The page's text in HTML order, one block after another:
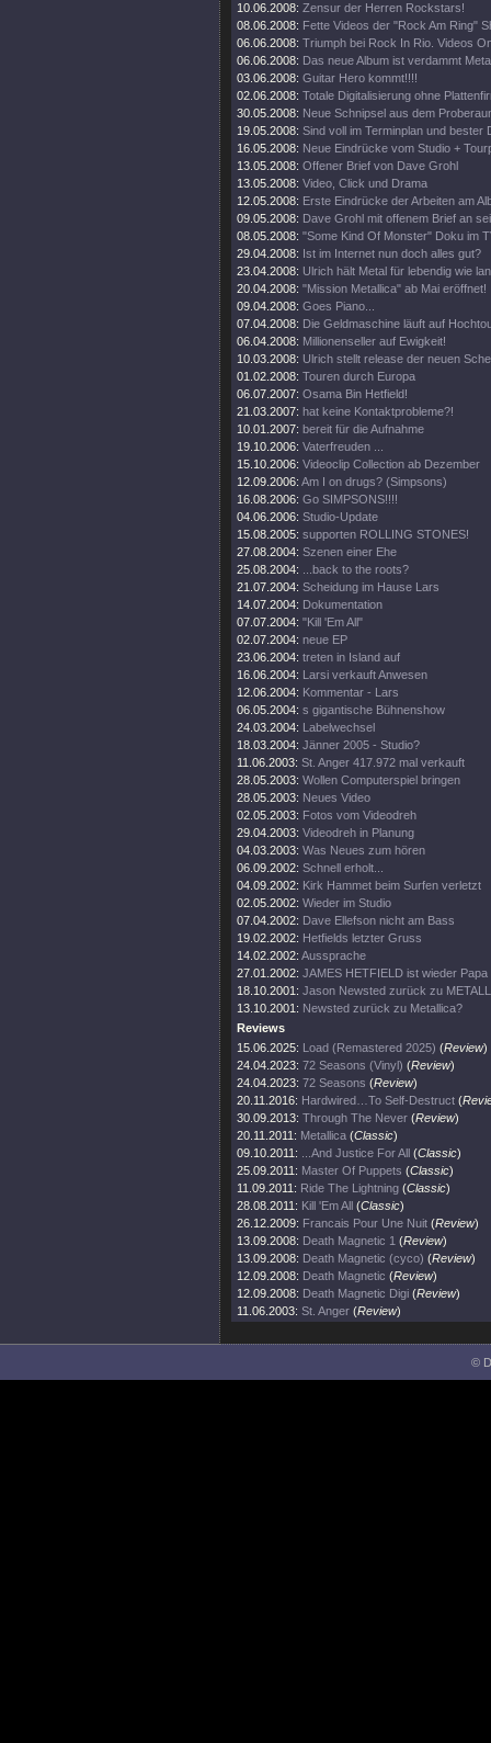
10.06.2008: Zensur der Herren Rockstars!
08.06.2008: Fette Videos der "Rock Am Ring"
06.06.2008: Triumph bei Rock In Rio. Videos
06.06.2008: Das neue Album ist verdammt
03.06.2008: Guitar Hero kommt!!!!
02.06.2008: Totale Digitalisierung ohne
30.05.2008: Neue Schnipsel aus dem
19.05.2008: Sind voll im Terminplan und bester
16.05.2008: Neue Eindrücke vom Studio +
13.05.2008: Offener Brief von Dave Grohl
13.05.2008: Video, Click und Drama
12.05.2008: Erste Eindrücke der Arbeiten am
09.05.2008: Dave Grohl mit offenem Brief an
08.05.2008: "Some Kind Of Monster" Doku im
29.04.2008: Ist im Internet nun doch alles gut?
23.04.2008: Ulrich hält Metal für lebendig wie
20.04.2008: "Mission Metallica" ab Mai eröffnet!
09.04.2008: Goes Piano...
07.04.2008: Die Geldmaschine läuft auf
06.04.2008: Millionenseller auf Ewigkeit!
10.03.2008: Ulrich stellt release der neuen
01.02.2008: Touren durch Europa
06.07.2007: Osama Bin Hetfield!
21.03.2007: hat keine Kontaktprobleme?!
10.01.2007: bereit für die Aufnahme
19.10.2006: Vaterfreuden ...
15.10.2006: Videoclip Collection ab Dezember
12.09.2006: Am I on drugs? (Simpsons)
16.08.2006: Go SIMPSONS!!!!
04.06.2006: Studio-Update
15.08.2005: supporten ROLLING STONES!
27.08.2004: Szenen einer Ehe
25.08.2004:
...back to the roots?
21.07.2004: Scheidung im Hause Lars
14.07.2004: Dokumentation
07.07.2004: "Kill 'Em All"
02.07.2004: neue EP
23.06.2004: treten in Island auf
16.06.2004: Larsi verkauft Anwesen
12.06.2004: Kommentar - Lars
06.05.2004: s gigantische Bühnenshow
24.03.2004: Labelwechsel
18.03.2004: Jänner 2005 - Studio?
11.06.2003: St. Anger 417.972 mal verkauft
28.05.2003: Wollen Computerspiel bringen
28.05.2003: Neues Video
02.05.2003: Fotos vom Videodreh
29.04.2003: Videodreh in Planung
04.03.2003: Was Neues zum hören
06.09.2002: Schnell erholt...
04.09.2002: Kirk Hammet beim Surfen verletzt
02.05.2002: Wieder im Studio
07.04.2002: Dave Ellefson nicht am Bass
19.02.2002: Hetfields letzter Gruss
14.02.2002: Aussprache
27.01.2002: JAMES HETFIELD ist wieder Papa
18.10.2001: Jason Newsted zurück zu
13.10.2001: Newsted zurück zu Metallica?
Reviews
15.06.2025: Load (Remastered 2025) (Review)
24.04.2023: 72 Seasons (Vinyl) (Review)
24.04.2023: 72 Seasons (Review)
20.11.2016: Hardwired…To Self-Destruct (
30.09.2013: Through The Never (Review)
20.11.2011: Metallica (Classic)
09.10.2011:
...And Justice For All (Classic)
25.09.2011: Master Of Puppets (Classic)
11.09.2011: Ride The Lightning (Classic)
28.08.2011: Kill 'Em All (Classic)
26.12.2009: Francais Pour Une Nuit (Review)
13.09.2008: Death Magnetic 1 (Review)
13.09.2008: Death Magnetic (cyco) (Review)
12.09.2008: Death Magnetic (Review)
12.09.2008: Death Magnetic Digi (Review)
11.06.2003: St. Anger (Review)
©